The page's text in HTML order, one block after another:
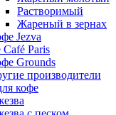
Растворимый
Жареный в зернах
Jezva
Café Paris
Grounds
производители
кофе